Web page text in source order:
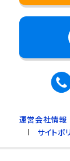
運営会社情報
サイトポ